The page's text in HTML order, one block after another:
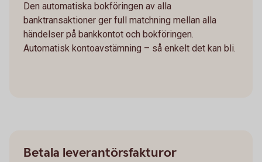
Den automatiska bokföringen av alla
banktransaktioner ger full matchning mellan alla
händelser på bankkontot och bokföringen.
Automatisk kontoavstämning – så enkelt det kan bli.
Betala leverantörsfakturor